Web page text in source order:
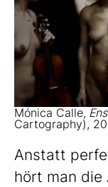
Mónica Calle,
Cartography),
Anstatt
hört man die